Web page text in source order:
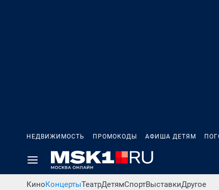
НЕДВИЖИМОСТЬ ПРОМОКОДЫ АФИША ДЕТЯМ
КиноКонцертыТеатрДетямСпортВыставкиДругое